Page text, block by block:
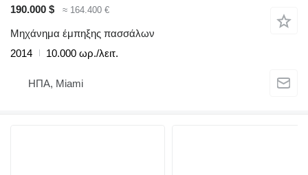
190.000 $
≈ 164.400 €
Μηχάνημα έμπηξης πασσάλων
2014
10.000 ωρ./λειτ.
ΗΠΑ, Miami